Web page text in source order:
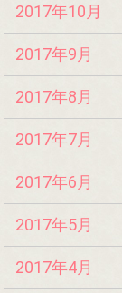
2017年10月
2017年9月
2017年8月
2017年7月
2017年6月
2017年5月
2017年4月